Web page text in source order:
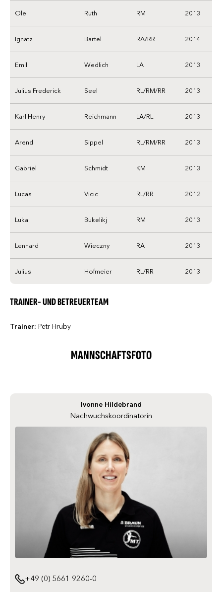
Ole Ruth RM 2013
Ignatz Bartel RA/RR 2014
Emil Wedlich LA 2013
Julius Frederick Seel RL/RM/RR 2013
Karl Henry Reichmann LA/RL 2013
Arend Sippel RL/RM/RR 2013
Gabriel Schmidt KM 2013
Lucas Vicic RL/RR 2012
Luka Bukelikj RM 2013
Lennard Wieczny RA 2013
Julius Hofmeier RL/RR 2013
TRAINER- UND BETREUERTEAM
Trainer: Petr Hruby
MANNSCHAFTSFOTO
Ivonne Hildebrand
Nachwuchskoordinatorin
+49 (0) 5661 9260-0